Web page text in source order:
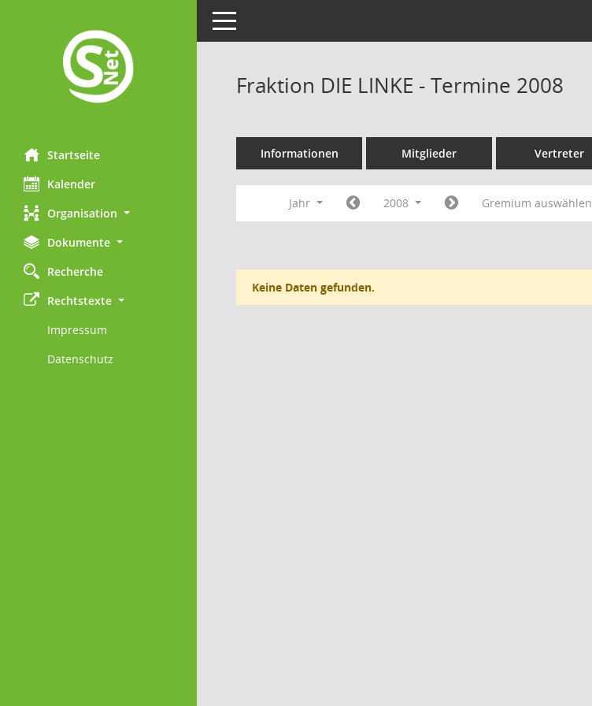
Startseite
Kalender
Organisation
Dokumente
Recherche
Rechtstexte
Impressum
Datenschutz
Toggle navigation
Fraktion DIE LINKE - Termine 2008
Informationen Mitglieder Vertreter
Jahr 2008 Gremium auswählen
Keine Daten gefunden.